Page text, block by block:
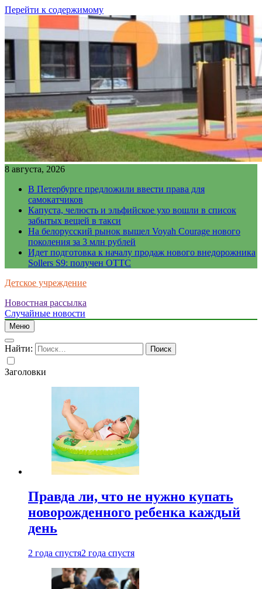
Перейти к содержимому
8 августа, 2026
В Петербурге предложили ввести права для
самокатчиков
Капуста, челюсть и эльфийское ухо вошли в список
забытых вещей в такси
На белорусский рынок вышел Voyah Courage нового
поколения за 3 млн рублей
Идет подготовка к началу продаж нового внедорожника
Sollers S9: получен ОТТС
Детское учреждение
Новостная рассылка
Случайные новости
Меню
Найти:
Заголовки
Правда ли, что не нужно купать
новорожденного ребенка каждый
день
2 года спустя2 года спустя